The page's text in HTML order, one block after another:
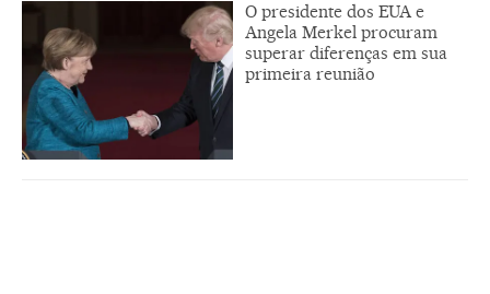
O presidente dos EUA e
Angela Merkel procuram
superar diferenças em sua
primeira reunião